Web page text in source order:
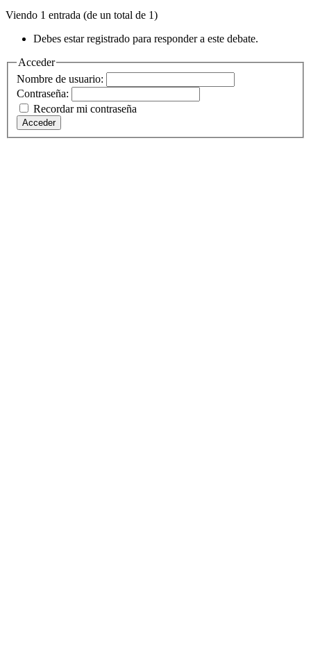
Viendo 1 entrada (de un total de 1)
Debes estar registrado para responder a este debate.
Acceder
Nombre de usuario:
Contraseña:
Recordar mi contraseña
Acceder